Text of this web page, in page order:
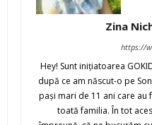
Zina
https://
Hey! Sunt iniţiatoarea
după ce am născut-o pe
paşi mari de 11 ani care
toată familia. În tot